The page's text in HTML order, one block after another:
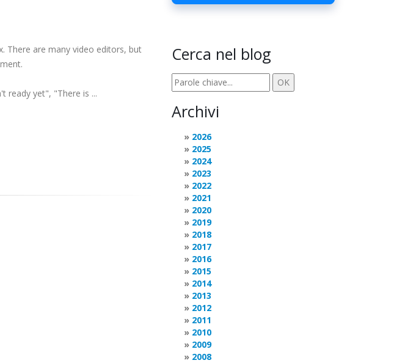
There are many video editors, but
ready yet", "There is ...
Cerca nel blog
Archivi
2026
2025
2024
2023
2022
2021
2020
2019
2018
2017
2016
2015
2014
2013
2012
2011
2010
2009
2008